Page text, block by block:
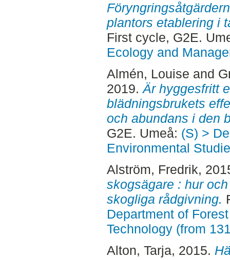
plantors etablering i
First cycle, G2E.
Ecology and
Almén, Louise and
2019.Är hyggesfritt
blädningsbrukets
och abundans i den
G2E. Umeå: (S) >
Environmental
Alström, Fredrik,
skogsägare : hur
skogliga rådgivning.
Department of
Technology (from
Alton, Tarja, 2015.